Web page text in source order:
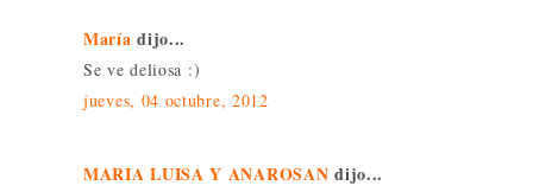
María dijo...
Se ve deliosa :)
jueves, 04 octubre, 2012
MARIA LUISA Y ANAROSAN dijo...